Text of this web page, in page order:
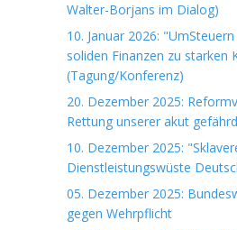
Walter-Borjans im Dialog)
10. Januar 2026:
soliden Finanzen zu starken
(Tagung/Konferenz)
20. Dezember 2025:
Rettung unserer akut
10. Dezember 2025:
Dienstleistungswüste
05. Dezember 2025:
gegen Wehrpflicht